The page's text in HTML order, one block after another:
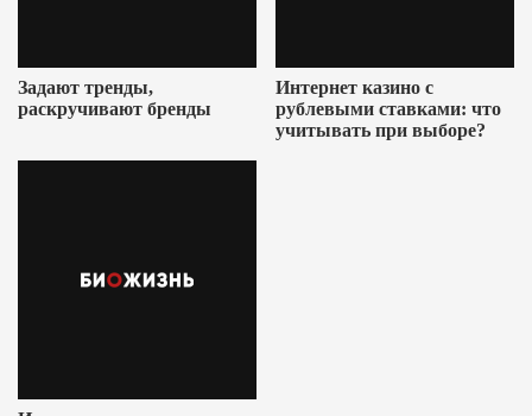
Задают тренды,
раскручивают бренды
Интернет казино с
рублевыми ставками: что
учитывать при выборе?